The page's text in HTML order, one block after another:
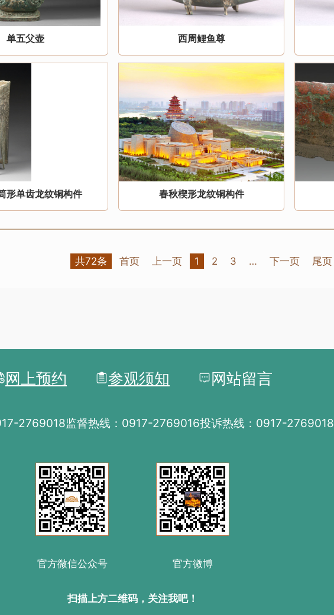
单五父壶 西周鲤鱼尊
形单齿龙纹铜构件 春秋楔形龙纹铜构件
共72条 首页 上一页 1 2 3 … 下一页 尾页
网上预约 参观须知 网站留言
2769018监督热线：0917-2769016投诉热线：0917-2769018
官方微信公众号 官方微博
扫描上方二维码，关注我吧！